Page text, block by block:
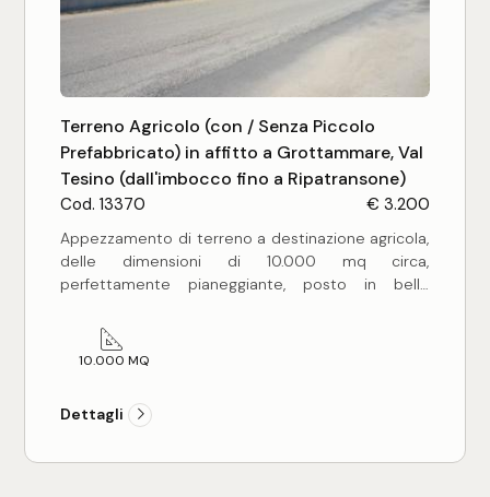
Terreno Agricolo (con / Senza Piccolo
Prefabbricato) in affitto a Grottammare, Val
Tesino (dall'imbocco fino a Ripatransone)
Cod. 13370 € 3.200
Appezzamento di terreno a destinazione agricola,
delle dimensioni di 10.000 mq circa,
perfettamente pianeggiante, posto in bella
di traffico. La proprietà risulta avere una
conformazione regolare, di forma rettangolare e
strada, in particolare, é fornito di muretto con
recinzione metallica rigida, oltre a due ampi
Il terreno in oggetto é particolamente indicato
10.000 MQ
Dettagli
Commerciali
Industriali
Terreni
Prezzo
Totale